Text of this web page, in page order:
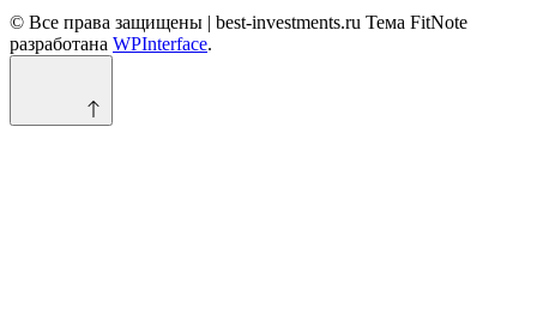
© Все права защищены | best-investments.ru Тема FitNote
разработана WPInterface.